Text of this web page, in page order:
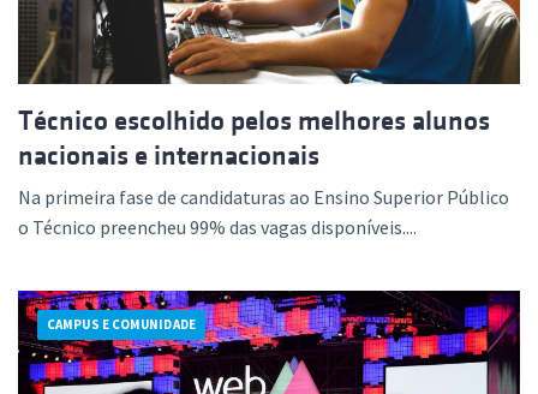
Técnico escolhido pelos melhores alunos
nacionais e internacionais
Na primeira fase de candidaturas ao Ensino Superior Público
o Técnico preencheu 99% das vagas disponíveis....
CAMPUS E COMUNIDADE